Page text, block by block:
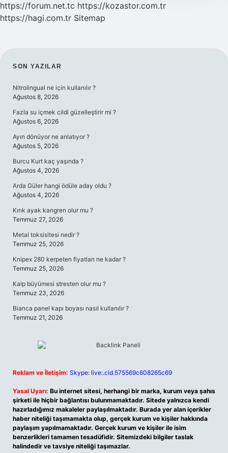
https://forum.net.tc https://kozastor.com.tr
https://hagi.com.tr Sitemap
SIDEBAR
SON YAZILAR
Nitrolingual ne için kullanılır ?
Ağustos 8, 2026
Fazla su içmek cildi güzelleştirir mi ?
Ağustos 6, 2026
Ayın dönüyor ne anlatıyor ?
Ağustos 5, 2026
Burcu Kurt kaç yaşında ?
Ağustos 4, 2026
Arda Güler hangi ödüle aday oldu ?
Ağustos 4, 2026
Kırık ayak kangren olur mu ?
Temmuz 27, 2026
Metal toksisitesi nedir ?
Temmuz 25, 2026
Knipex 280 kerpeten fiyatları ne kadar ?
Temmuz 25, 2026
Kalp büyümesi stresten olur mu ?
Temmuz 23, 2026
Bianca panel kapı boyası nasıl kullanılır ?
Temmuz 21, 2026
Reklam ve İletişim: Skype: live:.cid.575569c608265c69
Yasal Uyarı: Bu internet sitesi, herhangi bir marka, kurum veya şahıs
şirketi ile hiçbir bağlantısı bulunmamaktadır. Sitede yalnızca kendi
hazırladığımız makaleler paylaşılmaktadır. Burada yer alan içerikler
haber niteliği taşımamakta olup, gerçek kurum ve kişiler hakkında
paylaşım yapılmamaktadır. Gerçek kurum ve kişiler ile isim
benzerlikleri tamamen tesadüfidir. Sitemizdeki bilgiler taslak
halindedir ve tavsiye niteliği taşımazlar.